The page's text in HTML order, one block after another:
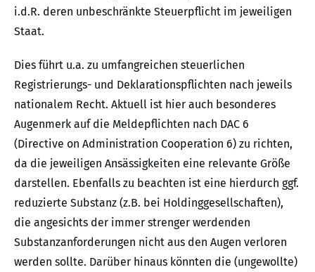
i.d.R. deren unbeschränkte Steuerpflicht im jeweiligen
Staat.
Dies führt u.a. zu umfangreichen steuerlichen
Registrierungs- und Deklarationspflichten nach jeweils
nationalem Recht. Aktuell ist hier auch besonderes
Augenmerk auf die Meldepflichten nach DAC 6
(Directive on Administration Cooperation 6) zu richten,
da die jeweiligen Ansässigkeiten eine relevante Größe
darstellen. Ebenfalls zu beachten ist eine hierdurch ggf.
reduzierte Substanz (z.B. bei Holdinggesellschaften),
die angesichts der immer strenger werdenden
Substanzanforderungen nicht aus den Augen verloren
werden sollte. Darüber hinaus könnten die (ungewollte)